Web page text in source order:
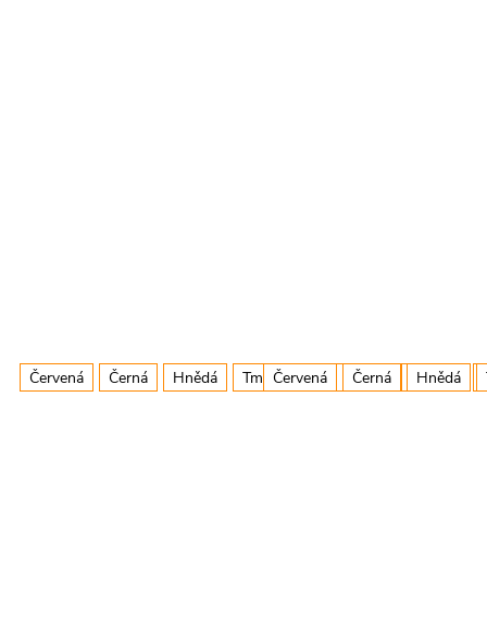
Červená Černá Hnědá Tm.Růžová Zelená Fialová
Červená Černá Hnědá